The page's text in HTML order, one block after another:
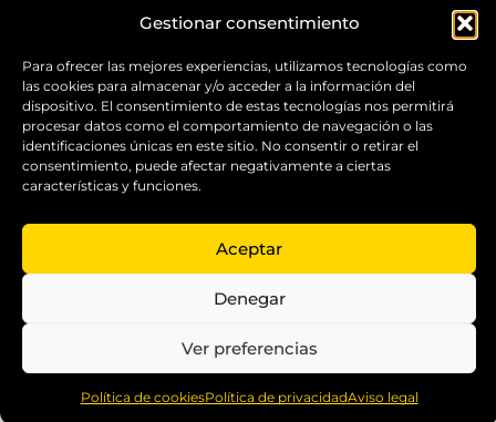
Gestionar consentimiento
Para ofrecer las mejores experiencias, utilizamos tecnologías como
las cookies para almacenar y/o acceder a la información del
dispositivo. El consentimiento de estas tecnologías nos permitirá
procesar datos como el comportamiento de navegación o las
identificaciones únicas en este sitio. No consentir o retirar el
consentimiento, puede afectar negativamente a ciertas
características y funciones.
Aceptar
Denegar
Ver preferencias
Política de cookiesPolítica de privacidadAviso legal
Home Shop Compare More
deportivos
para todas las
disciplinas,
garantizando
Copyright ©
FitSport
Solutions
de contacto
Mapa del
sitio